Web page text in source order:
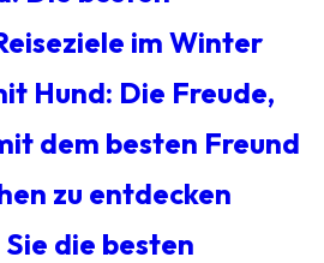
im Winter
Hund: Die Freude,
dem besten Freund
zu entdecken
die besten